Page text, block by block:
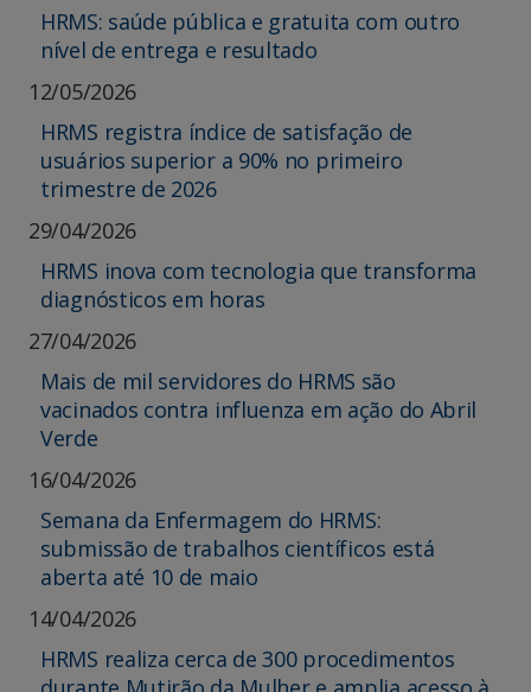
HRMS: saúde pública e gratuita com outro
nível de entrega e resultado
12/05/2026
HRMS registra índice de satisfação de
usuários superior a 90% no primeiro
trimestre de 2026
29/04/2026
HRMS inova com tecnologia que transforma
diagnósticos em horas
27/04/2026
Mais de mil servidores do HRMS são
vacinados contra influenza em ação do Abril
Verde
16/04/2026
Semana da Enfermagem do HRMS:
submissão de trabalhos científicos está
aberta até 10 de maio
14/04/2026
HRMS realiza cerca de 300 procedimentos